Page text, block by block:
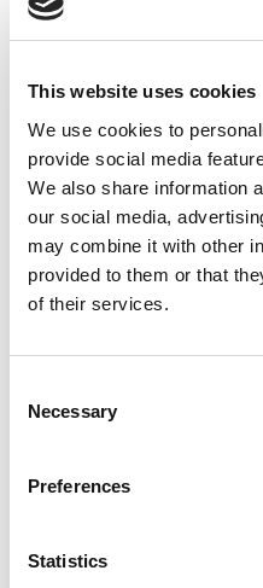
This website uses cookies
We use cookies to
provide social media
We also share information
our social media,
may combine it with other
provided to them or that
of their services.
Selection
Necessary
Preferences
Statistics
Prednosti
4 mm
Najtrdnejši okvir na
Modularno
Pogosto